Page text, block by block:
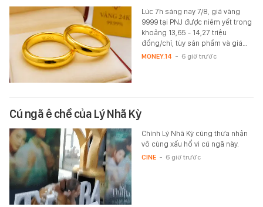
Lúc 7h sáng nay 7/8, giá vàng
9999 tại PNJ được niêm yết trong
khoảng 13,65 - 14,27 triệu
đồng/chỉ, tùy sản phầm và giá…
MONEY.14 - 6 giờ trước
Cú ngã ê chề của Lý Nhã Kỳ
Chính Lý Nhã Kỳ cũng thừa nhận
vô cùng xấu hổ vì cú ngã này.
CINE - 6 giờ trước